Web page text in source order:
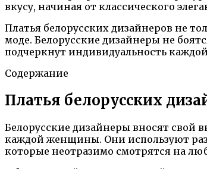
вкусу, начиная от классического
Платья белорусских дизайнеров не
моде. Белорусские дизайнеры не
подчеркнут индивидуальность
Содержание
Платья белорусских
Белорусские дизайнеры вносят свой
каждой женщины. Они используют
которые неотразимо смотрятся на